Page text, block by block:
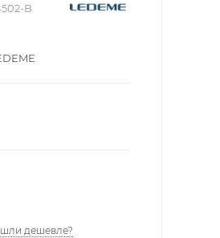
B
дешевле?